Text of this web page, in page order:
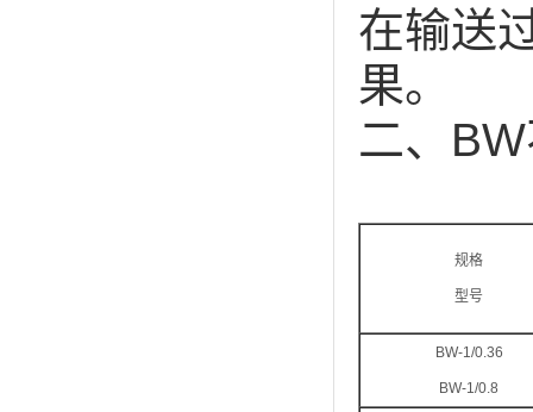
在输送
果。
二、
规格
型号
BW-1/0.36
BW-1/0.8